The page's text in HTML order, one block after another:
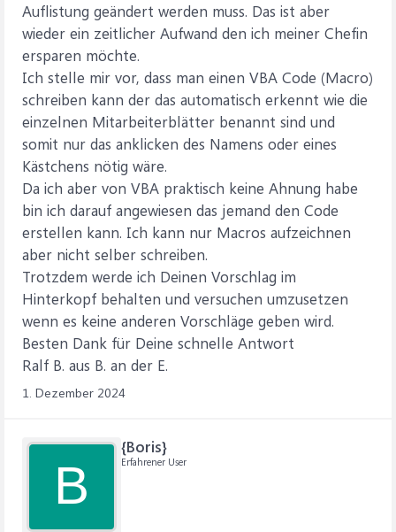
Auflistung geändert werden muss. Das ist aber
wieder ein zeitlicher Aufwand den ich meiner Chefin
ersparen möchte.
Ich stelle mir vor, dass man einen VBA Code (Macro)
schreiben kann der das automatisch erkennt wie die
einzelnen Mitarbeiterblätter benannt sind und
somit nur das anklicken des Namens oder eines
Kästchens nötig wäre.
Da ich aber von VBA praktisch keine Ahnung habe
bin ich darauf angewiesen das jemand den Code
erstellen kann. Ich kann nur Macros aufzeichnen
aber nicht selber schreiben.
Trotzdem werde ich Deinen Vorschlag im
Hinterkopf behalten und versuchen umzusetzen
wenn es keine anderen Vorschläge geben wird.
Besten Dank für Deine schnelle Antwort
Ralf B. aus B. an der E.
1. Dezember 2024
B
{Boris}
Erfahrener User